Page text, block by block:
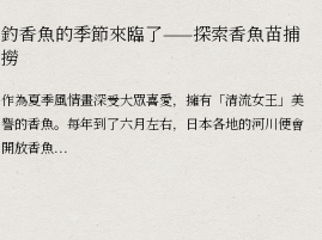
釣香魚的季節來臨了——探索香魚苗捕
撈
作為夏季風情畫深受大眾喜愛，擁有「清流女王」美
譽的香魚。每年到了六月左右，日本各地的河川便會
開放香魚...